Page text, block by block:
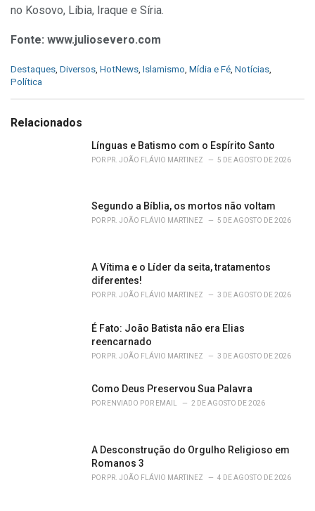
no Kosovo, Líbia, Iraque e Síria.
Fonte: www.juliosevero.com
C
a
g
Destaques, Diversos, HotNews, Islamismo, Mídia e Fé, Notícias,
Política
Relacionados
Línguas e Batismo com o Espírito Santo
POR PR. JOÃO FLÁVIO MARTINEZ 5 DE AGOSTO DE 2026
Segundo a Bíblia, os mortos não voltam
POR PR. JOÃO FLÁVIO MARTINEZ 5 DE AGOSTO DE 2026
A Vítima e o Líder da seita, tratamentos
diferentes!
POR PR. JOÃO FLÁVIO MARTINEZ 3 DE AGOSTO DE 2026
É Fato: João Batista não era Elias
reencarnado
POR PR. JOÃO FLÁVIO MARTINEZ 3 DE AGOSTO DE 2026
Como Deus Preservou Sua Palavra
POR ENVIADO POR EMAIL 2 DE AGOSTO DE 2026
A Desconstrução do Orgulho Religioso em
Romanos 3
POR PR. JOÃO FLÁVIO MARTINEZ 4 DE AGOSTO DE 2026